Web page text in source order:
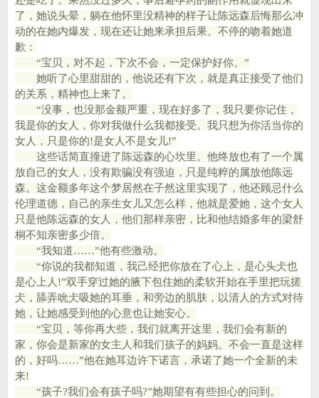
了，她说头晕，躺在他怀里没精神的样子让陈远森后悔那么冲
动的在她内爆发，现在还让她来承担后果。不停的吻着她道
歉：
“宝贝，对不起，下次不会，一定保护好你。”
她听了心里甜甜的，他说还有下次，就是真正接受了他们
的关系，精神也上来了。
“没事，也没那金额严重，现在好多了，我只要你记住，
我是你的女人，你对我做什么我都接受。我只想为你活当你的
女人，只是你的!是女人不是女儿!”
这些话简直撞进了陈远森的心坎里。他终放也有了一个属
放自己的女人，没有欺骗没有强迫，只是纯粹的属放他陈远
森。这金额多年这个梦居然在子然这里实现了，他还顾忌什么
伦理道德，自己的亲生女儿又怎么样，他就是爱她，这个女人
只是他陈远森的女人，他们那样亲密，比和他结婚多年的梁舒
桐不知亲密多少倍。
“我知道……”他有些激动。
“你说的我都知道，我己经把你放在了心上，是心头仧也
是心上人!”双手穿过她的腋下包住她的柔软开始在手里把玩搓
仧，舔弄吮仧吸她的耳垂，和旁边的肌肤，以清人的方式对待
她，让她感受到他的心意也让她安心。
“宝贝，等你再大些，我们就离开这里，我们会有新的
家，你会是新家的女主人和我们孩子的妈妈。不会一直是这样
的，好吗……”他在她耳边许下诺言，承诺了她一个全新的未
来!
“孩子?我们会有孩子吗?”她期望有有些担心的问到。